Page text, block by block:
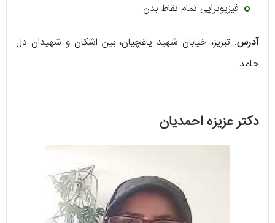
فیزیوتراپی تمام نقاط بدن
آدرس: تبریز، خیابان شهید یاغچیان، بین اشکان و شهیدان دل
حامد
دکتر عزیزه احمدیان